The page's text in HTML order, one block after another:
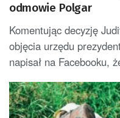
odmowie Polgar
Komentując decyzję
objęcia urzędu
napisał na Facebooku,